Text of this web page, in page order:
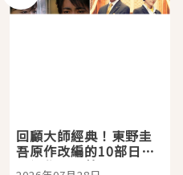
回顧大師經典！東野圭
吾原作改編的10部日本
影視作品推薦